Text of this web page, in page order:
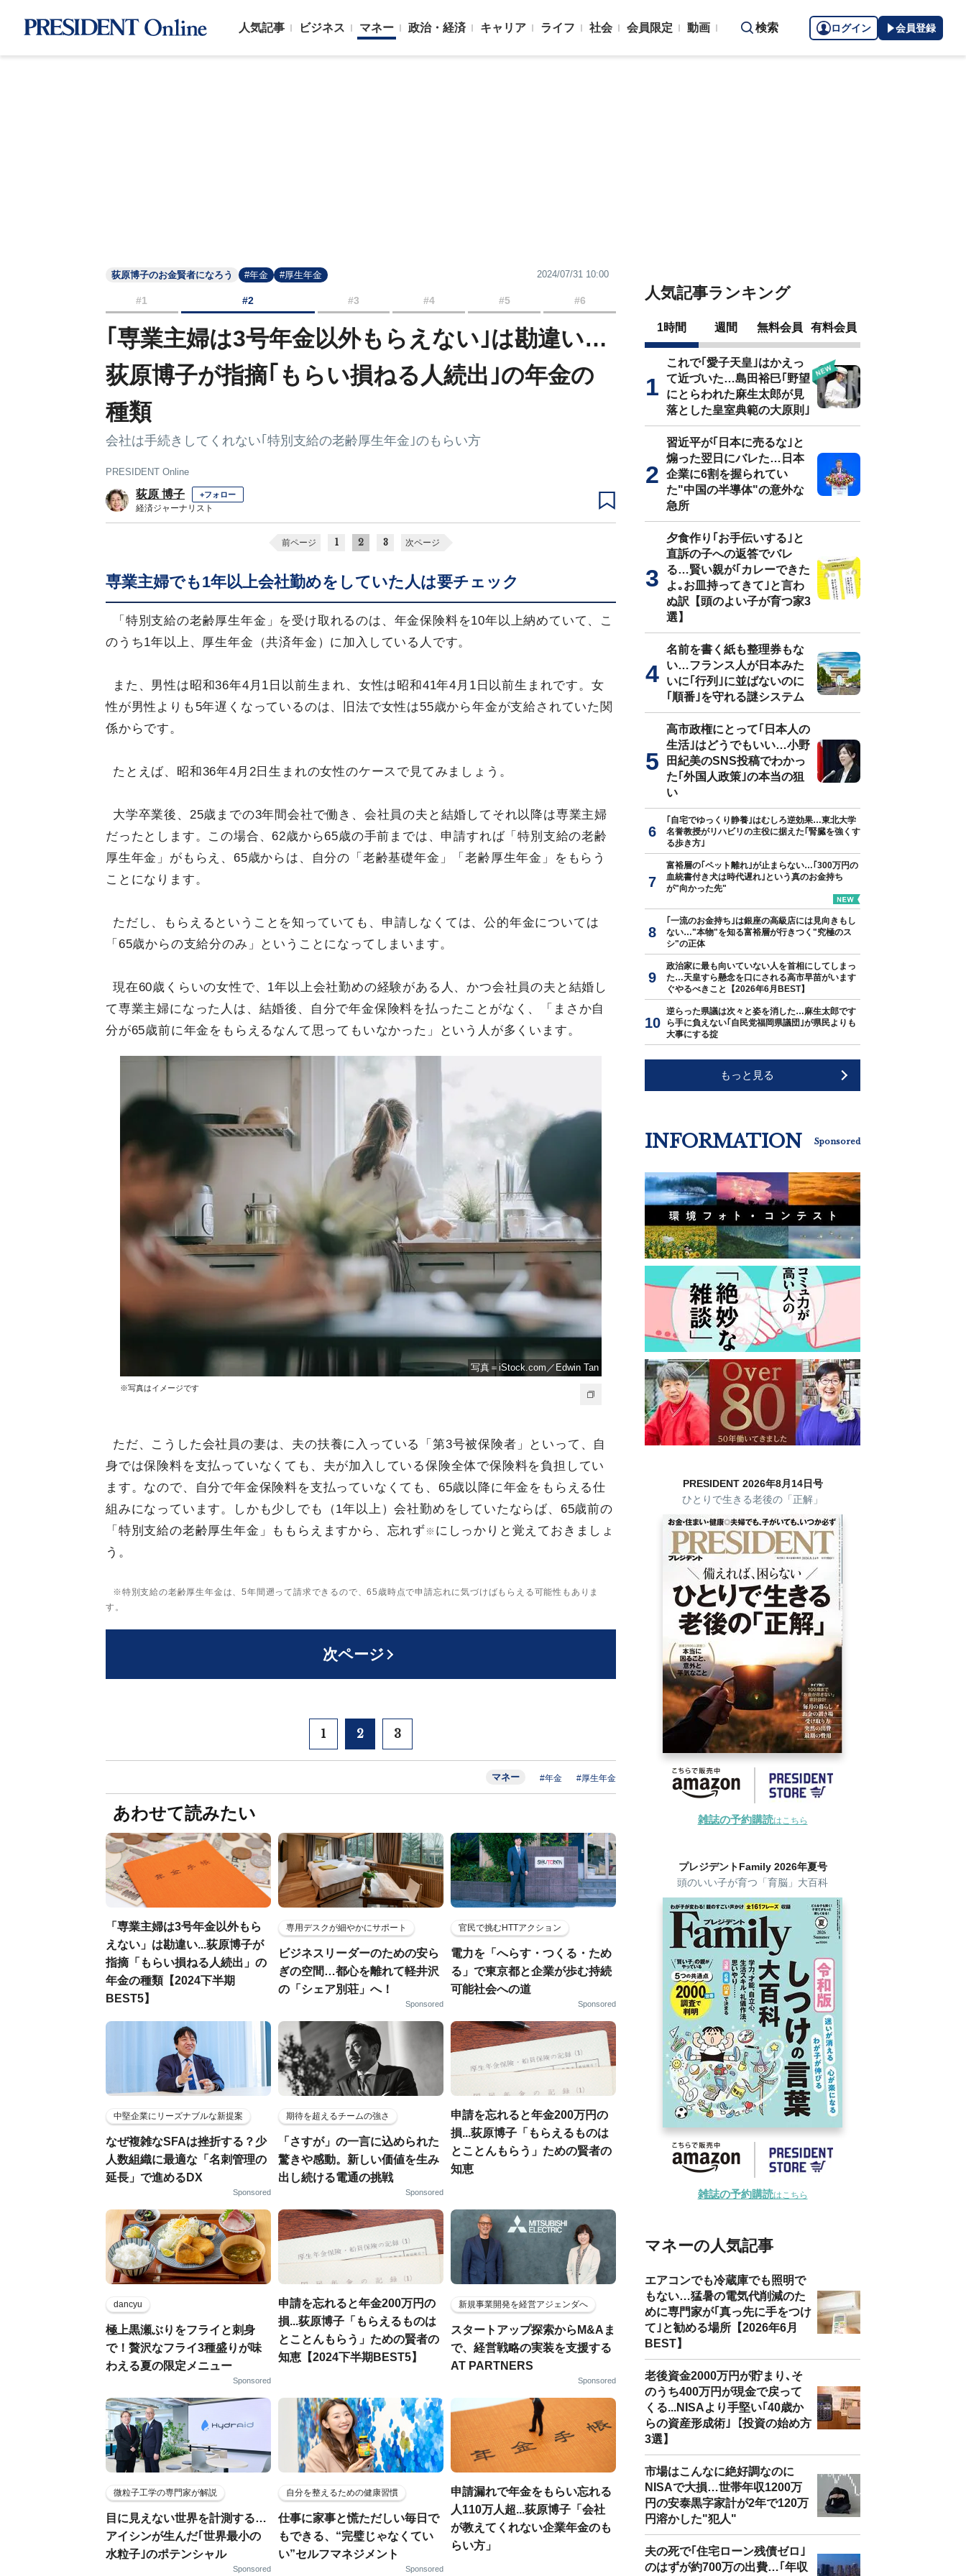
人気記事 ビジネス マネー 政治・経済 キャリア ライフ 社会 会員限定 動画 検索 ログイン 会員登録
荻原博子のお金賢者になろう #年金 #厚生年金 2024/07/31 10:00
#1 #2 #3 #4 #5 #6
｢専業主婦は3号年金以外もらえない｣は勘違い…
荻原博子が指摘｢もらい損ねる人続出｣の年金の
種類
会社は手続きしてくれない｢特別支給の老齢厚生年金｣のもらい方
PRESIDENT Online
荻原 博子 +フォロー
経済ジャーナリスト
前ページ 1 2 3 次ページ
専業主婦でも1年以上会社勤めをしていた人は要チェック
「特別支給の老齢厚生年金」を受け取れるのは、年金保険料を10年以上納めていて、こ
のうち1年以上、厚生年金（共済年金）に加入している人です。
また、男性は昭和36年4月1日以前生まれ、女性は昭和41年4月1日以前生まれです。女
性が男性よりも5年遅くなっているのは、旧法で女性は55歳から年金が支給されていた関
係からです。
たとえば、昭和36年4月2日生まれの女性のケースで見てみましょう。
大学卒業後、25歳までの3年間会社で働き、会社員の夫と結婚してそれ以降は専業主婦
だったとします。この場合、62歳から65歳の手前までは、申請すれば「特別支給の老齢
厚生年金」がもらえ、65歳からは、自分の「老齢基礎年金」「老齢厚生年金」をもらう
ことになります。
ただし、もらえるということを知っていても、申請しなくては、公的年金については
「65歳からの支給分のみ」ということになってしまいます。
現在60歳くらいの女性で、1年以上会社勤めの経験がある人、かつ会社員の夫と結婚し
て専業主婦になった人は、結婚後、自分で年金保険料を払ったことがなく、「まさか自
分が65歳前に年金をもらえるなんて思ってもいなかった」という人が多くいます。
写真＝iStock.com／Edwin Tan
※写真はイメージです
ただ、こうした会社員の妻は、夫の扶養に入っている「第3号被保険者」といって、自
身では保険料を支払っていなくても、夫が加入している保険全体で保険料を負担してい
ます。なので、自分で年金保険料を支払っていなくても、65歳以降に年金をもらえる仕
組みになっています。しかも少しでも（1年以上）会社勤めをしていたならば、65歳前の
「特別支給の老齢厚生年金」ももらえますから、忘れず ※ にしっかりと覚えておきましょ
う。
※特別支給の老齢厚生年金は、5年間遡って請求できるので、65歳時点で申請忘れに気づけばもらえる可能性もありま
す。
次ページ
1 2 3
マネー #年金 #厚生年金
あわせて読みたい
「専業主婦は3号年金以外もら
えない」は勘違い...荻原博子が
指摘「もらい損ねる人続出」の
年金の種類【2024下半期
BEST5】
専用デスクが細やかにサポート
ビジネスリーダーのための安ら
ぎの空間…都心を離れて軽井沢
の「シェア別荘」へ！
Sponsored
官民で挑むHTTアクション
電力を「へらす・つくる・ため
る」で東京都と企業が歩む持続
可能社会への道
Sponsored
中堅企業にリーズナブルな新提案
なぜ複雑なSFAは挫折する？少
人数組織に最適な「名刺管理の
延長」で進めるDX
Sponsored
期待を超えるチームの強さ
「さすが」の一言に込められた
驚きや感動。新しい価値を生み
出し続ける電通の挑戦
Sponsored
申請を忘れると年金200万円の
損...荻原博子「もらえるものは
とことんもらう」ための賢者の
知恵
dancyu
極上黒瀬ぶりをフライと刺身
で！贅沢なフライ3種盛りが味
わえる夏の限定メニュー
Sponsored
申請を忘れると年金200万円の
損...荻原博子「もらえるものは
とことんもらう」ための賢者の
知恵【2024下半期BEST5】
新規事業開発を経営アジェンダへ
スタートアップ探索からM&Aま
で、経営戦略の実装を支援する
AT PARTNERS
Sponsored
微粒子工学の専門家が解説
目に見えない世界を計測する…
アイシンが生んだ｢世界最小の
水粒子｣のポテンシャル
Sponsored
自分を整えるための健康習慣
仕事に家事と慌ただしい毎日で
もできる、“完璧じゃなくてい
い”セルフマネジメント
Sponsored
申請漏れで年金をもらい忘れる
人110万人超...荻原博子「会社
が教えてくれない企業年金のも
らい方」
人気記事ランキング
1時間 週間 無料会員 有料会員
これで｢愛子天皇｣はかえっ
て近づいた…島田裕巳｢野望
にとらわれた麻生太郎が見
落とした皇室典範の大原則｣
習近平が｢日本に売るな｣と
煽った翌日にバレた…日本
企業に6割を握られてい
た"中国の半導体"の意外な
急所
夕食作り｢お手伝いする｣と
直訴の子への返答でバレ
る…賢い親が｢カレーできた
よ｡お皿持ってきて｣と言わ
ぬ訳【頭のよい子が育つ家3
選】
名前を書く紙も整理券もな
い…フランス人が日本みた
いに｢行列｣に並ばないのに
｢順番｣を守れる謎システム
高市政権にとって｢日本人の
生活｣はどうでもいい…小野
田紀美のSNS投稿でわかっ
た｢外国人政策｣の本当の狙
い
｢自宅でゆっくり静養｣はむしろ逆効果…東北大学
名誉教授がリハビリの主役に据えた｢腎臓を強くす
る歩き方｣
富裕層の｢ペット離れ｣が止まらない…｢300万円の
血統書付き犬は時代遅れ｣という真のお金持ち
が"向かった先"
｢一流のお金持ち｣は銀座の高級店には見向きもし
ない…"本物"を知る富裕層が行きつく"究極のス
シ"の正体
政治家に最も向いていない人を首相にしてしまっ
た…天皇すら懸念を口にされる高市早苗がいます
ぐやるべきこと【2026年6月BEST】
逆らった県議は次々と姿を消した…麻生太郎です
ら手に負えない｢自民党福岡県議団｣が県民よりも
大事にする掟
もっと見る
INFORMATION Sponsored
PRESIDENT 2026年8月14日号
ひとりで生きる老後の「正解」
雑誌の予約購読はこちら
プレジデントFamily 2026年夏号
頭のいい子が育つ「育脳」大百科
雑誌の予約購読はこちら
マネーの人気記事
エアコンでも冷蔵庫でも照明で
もない…猛暑の電気代削減のた
めに専門家が｢真っ先に手をつけ
て｣と勧める場所【2026年6月
BEST】
老後資金2000万円が貯まり､そ
のうち400万円が現金で戻って
くる...NISAより手堅い｢40歳か
らの資産形成術｣【投資の始め方
3選】
市場はこんなに絶好調なのに
NISAで大損…世帯年収1200万
円の安泰黒字家計が2年で120万
円溶かした"犯人"
夫の死で｢住宅ローン残債ゼロ｣
のはずが約700万の出費…｢年収